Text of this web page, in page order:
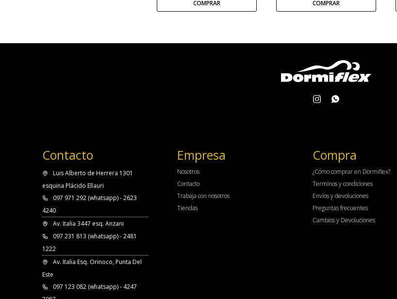
 
Contacto
Luis Alberto de Herrera 1301
esquina Plácido Ellauri
097 971 292 (whatsapp) - 2623
4240
Av. Italia 3447 esq. Anzani
097 231 813 (whatsapp) - 2481
1222
Av. Italia Esq. Orinoco, Punta Del
Este
097 123 082 (whatsapp) - 4247
Empresa
Nosotros
Contacto
Trabaja con nosotros
Tiendas
Compra
¿Cómo comprar en Dormiflex?
Terminos y condiciones
Envíos y devoluciones
Preguntas frecuentes
Cambios y Devoluciones